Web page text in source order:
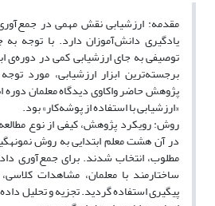
مقدمه: ارزشیابی نقش مهمی در
یادگیری دانش‌آموزان دارد. با توجه به
توصیفی به جای ارزشیابی کمی در دوره‌ی
برجسته‌ترین ابزار ارزشیابی، مورد
پژوهش حاضر واکاوی دیدگاه معلمان دوره
«ارزشیابی با استفاده از پوشه‌کار» بود.
روش: رویکرد پژوهش، کیفی از نوع
در آن هشت معلم ابتدایی به ‌روش
مطلوب، انتخاب شدند. برای جمع‌آوری
ساختارمند با معلمان، مشاهدات
پیگیری استفاده گردید. تجزیه و تحلیل